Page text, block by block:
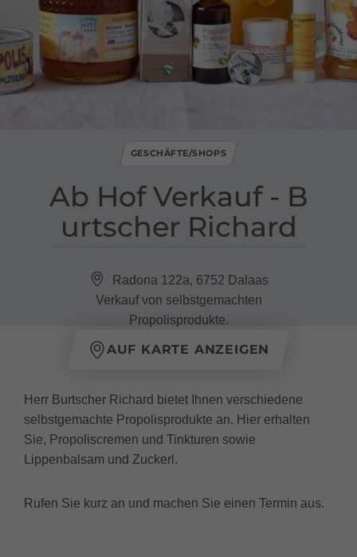
Ab Hof Verkauf ​-​ B
urtscher Richard
GESCHÄFTE/SHOPS
Radona 122a, 6752 Dalaas
Verkauf von selbstgemachten
Propolisprodukte.
AUF KARTE ANZEIGEN
Herr Burtscher Richard bietet Ihnen verschiedene
selbstgemachte Propolisprodukte an. Hier erhalten
Sie, Propoliscremen und Tinkturen sowie
Lippenbalsam und Zuckerl.
Rufen Sie kurz an und machen Sie einen Termin aus.